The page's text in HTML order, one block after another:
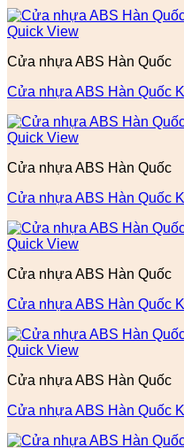
Quick View
Cửa nhựa ABS Hàn Quốc
Cửa nhựa ABS Hàn Quốc
Quick View
Cửa nhựa ABS Hàn Quốc
Cửa nhựa ABS Hàn Quốc
Quick View
Cửa nhựa ABS Hàn Quốc
Cửa nhựa ABS Hàn Quốc
Quick View
Cửa nhựa ABS Hàn Quốc
Cửa nhựa ABS Hàn Quốc